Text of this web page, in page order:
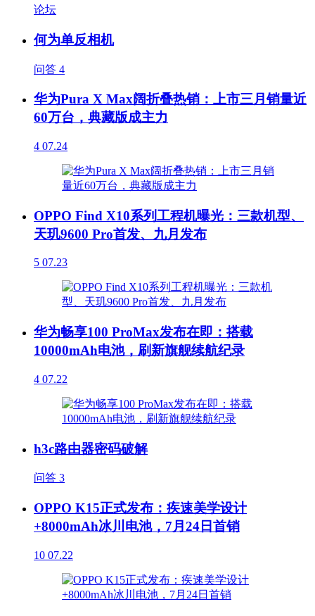
论坛
何为单反相机
问答 4
华为Pura X Max阔折叠热销：上市三月销量近
60万台，典藏版成主力
4 07.24
OPPO Find X10系列工程机曝光：三款机型、
天玑9600 Pro首发、九月发布
5 07.23
华为畅享100 ProMax发布在即：搭载
10000mAh电池，刷新旗舰续航纪录
4 07.22
h3c路由器密码破解
问答 3
OPPO K15正式发布：疾速美学设计
+8000mAh冰川电池，7月24日首销
10 07.22